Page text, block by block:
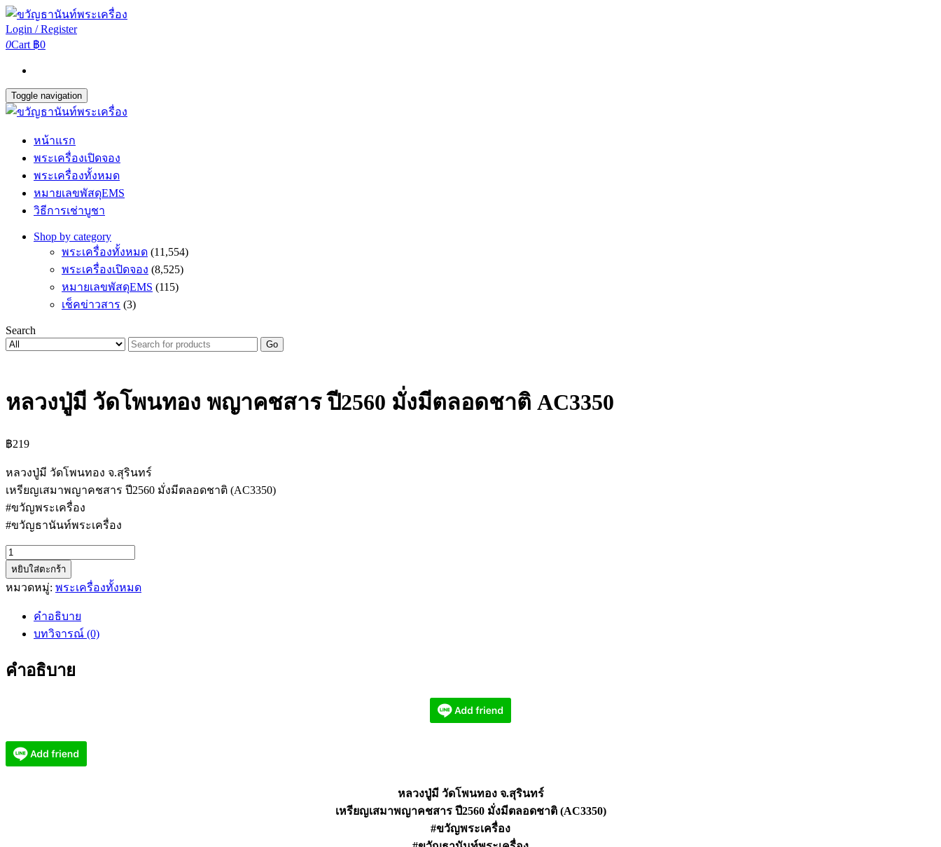
Login / Register
0Cart ฿0
Toggle navigation
หน้าแรก
พระเครื่องเปิดจอง
พระเครื่องทั้งหมด
หมายเลขพัสดุEMS
วิธีการเช่าบูชา
Shop by category
พระเครื่องทั้งหมด (11,554)
พระเครื่องเปิดจอง (8,525)
หมายเลขพัสดุEMS (115)
เช็คข่าวสาร (3)
Search
Go
หลวงปู่มี วัดโพนทอง พญาคชสาร ปี2560 มั่งมีตลอดชาติ AC3350
฿219
หลวงปู่มี วัดโพนทอง จ.สุรินทร์
เหรียญเสมาพญาคชสาร ปี2560 มั่งมีตลอดชาติ (AC3350)
#ขวัญพระเครื่อง
#ขวัญธานันท์พระเครื่อง
จำนวน
หลวง
ปู่
โพนทอง
คชสาร
ชาติ
AC3350
หยิบใส่ตะกร้า
หมวดหมู่: พระเครื่องทั้งหมด
คำอธิบาย
บทวิจารณ์ (0)
คำอธิบาย
หลวงปู่มี วัดโพนทอง จ.สุรินทร์
เหรียญเสมาพญาคชสาร ปี2560 มั่งมีตลอดชาติ (AC3350)
#ขวัญพระเครื่อง